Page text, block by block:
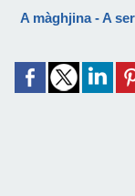
A màghjina - A